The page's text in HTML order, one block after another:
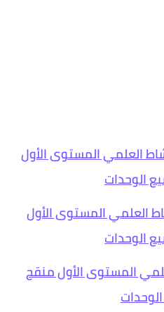
العلمي المستوى الأول
الوحدات
العلمي المستوى الأول
الوحدات
المستوى الأول منقح